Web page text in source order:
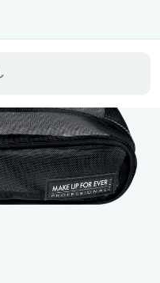
ラストチャンス